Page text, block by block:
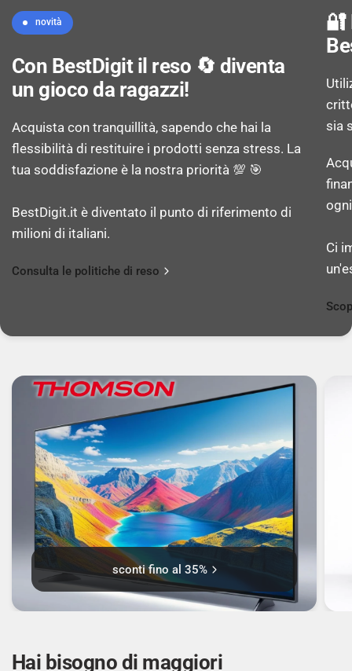
Auto MDI/MDI-X: Sì
VLAN support: Sì
Numero di VLA: 8
Capacità di commutazione: 16 Gbit/s
Supporto Jumbo Frames: Sì
Frame Jumbo: 9000
Buffer di memoria di pacchetto: 0,525 MB
SICUREZZA
Funzione IGMP snooping: Sì
novità
Con BestDigit il reso 🔄 diventa
un gioco da ragazzi!
Acquista con tranquillità, sapendo che hai la
flessibilità di restituire i prodotti senza stress. La
tua soddisfazione è la nostra priorità 💯 🎯
BestDigit.it è diventato il punto di riferimento di
milioni di italiani.
Consulta le politiche di reso
🔐
sia
Ci
sconti fino al 35%
Hai bisogno di maggiori